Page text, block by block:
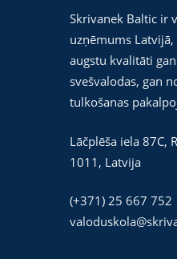
Skrivanek Baltic ir
uzņēmums
augstu kvalitāti
svešvalodas, gan
tulkošanas
Lāčplēša iela 87C,
1011 , Latvija
(+371) 25 667 752